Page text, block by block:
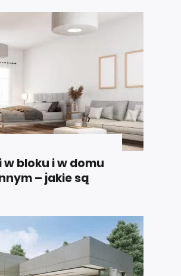
bloku i w domu
– jakie są